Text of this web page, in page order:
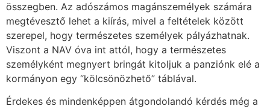
összegben. Az adószámos magánszemélyek számára
megtévesztő lehet a kiírás, mivel a feltételek között
szerepel, hogy természetes személyek pályázhatnak.
Viszont a NAV óva int attól, hogy a természetes
személyként megnyert bringát kitoljuk a panziónk elé a
kormányon egy “kölcsönözhető” táblával.
Érdekes és mindenképpen átgondolandó kérdés még a